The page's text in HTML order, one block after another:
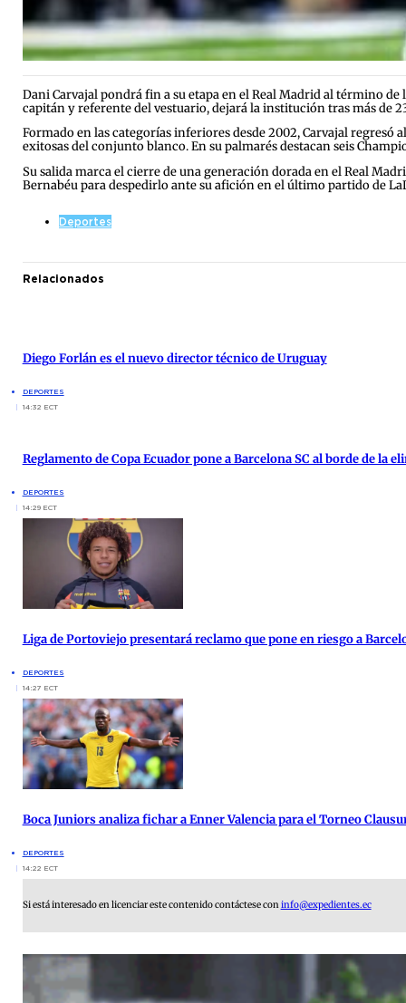
Dani Carvajal pondrá fin a su etapa en el Real Madrid al término
capitán y referente del vestuario, dejará la institución tras más de
Formado en las categorías inferiores desde 2002, Carvajal regresó
exitosas del conjunto blanco. En su palmarés destacan seis
Su salida marca el cierre de una generación dorada en el Real
Bernabéu para despedirlo ante su afición en el último partido de
Deportes
Relacionados
Diego Forlán es el nuevo director técnico de Uruguay
DEPORTES
14:32 ECT
Reglamento de Copa Ecuador pone a Barcelona SC al borde de la
DEPORTES
14:29 ECT
Liga de Portoviejo presentará reclamo que pone en riesgo a
DEPORTES
14:27 ECT
Boca Juniors analiza fichar a Enner Valencia para el Torneo
DEPORTES
14:22 ECT
Si está interesado en licenciar este contenido contáctese coninfo@expedientes.ec